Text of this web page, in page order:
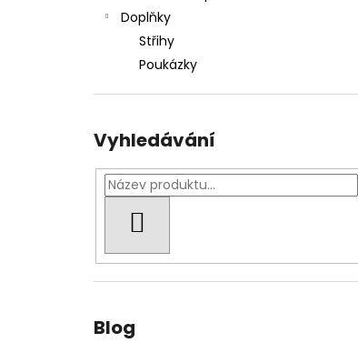
Doplňky
Střihy
Poukázky
Vyhledávání
Blog